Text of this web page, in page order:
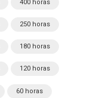
400 horas
250 horas
180 horas
120 horas
60 horas